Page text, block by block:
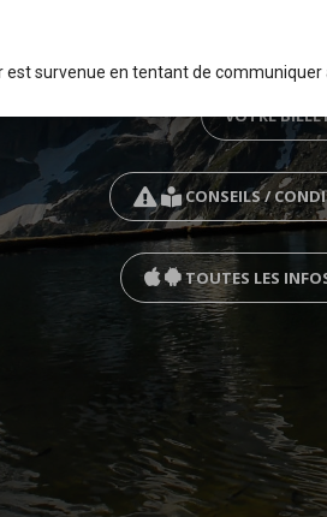
VOTRE
CONSEILS /
TOUTES LES
est survenue en tentant de